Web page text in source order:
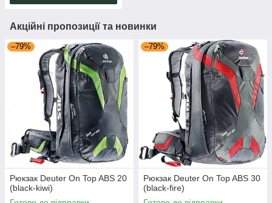
Акційні пропозиції та новинки
–79%
Рюкзак Deuter On Top ABS 20
(black-kiwi)
–79%
Рюкзак Deuter On Top ABS 30
(black-fire)